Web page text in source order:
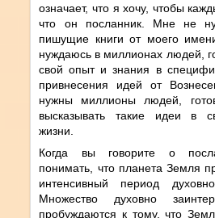
означает, что я хочу, чтобы
что он посланник. Мне не
пишущие книги от моего
нуждаюсь в миллионах людей,
свой опыт и знания в
привнесения идей от
нужны миллионы людей,
высказывать такие идеи в
жизни.
Когда вы говорите о
понимать, что планета Земля
интенсивный период
Множество духовно
пробуждаются к тому, что